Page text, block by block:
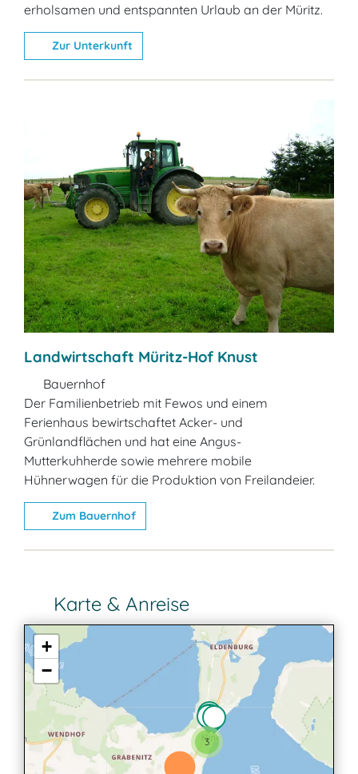
erholsamen und entspannten Urlaub an der Müritz.
Zur Unterkunft
Landwirtschaft Müritz-Hof Knust
Bauernhof
Der Familienbetrieb mit Fewos und einem
Ferienhaus bewirtschaftet Acker- und
Grünlandflächen und hat eine Angus-
Mutterkuhherde sowie mehrere mobile
Hühnerwagen für die Produktion von Freilandeier.
Zum Bauernhof
Karte & Anreise
3
+
−